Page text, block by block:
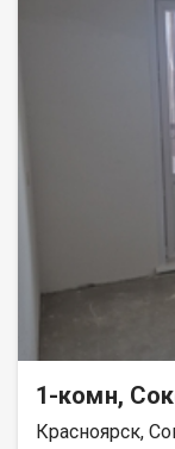
1-комн,
Красноярск,